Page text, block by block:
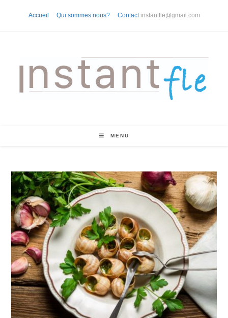
Accueil Qui sommes nous? Contact instantfle@gmail.com
MENU